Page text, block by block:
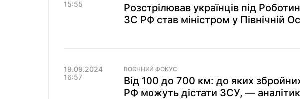
15:55
Розстрілював українців під
ЗС РФ став міністром у Північній
19.09.2024
16:57
ВОЄННИЙ ФОКУС
Від 100 до 700 км: до яких
РФ можуть дістати ЗСУ, —